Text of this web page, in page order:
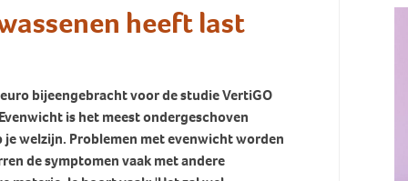
heeft last
bijeengebracht voor de studie VertiGO
is het meest ondergeschoven
welzijn. Problemen met evenwicht worden
de symptomen vaak met andere